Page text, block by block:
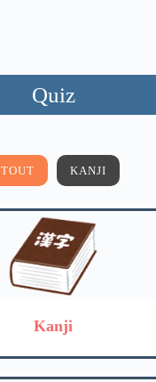
Quiz
TOUT KANJI
Kanji